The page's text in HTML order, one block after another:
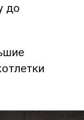
до